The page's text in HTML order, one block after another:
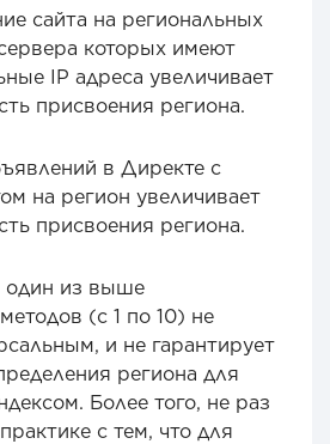
сайта на региональных
которых имеют
IP адреса увеличивает
присвоения региона.
в Директе с
на регион увеличивает
присвоения региона.
один из выше
(с 1 по 10) не
и не гарантирует
региона для
Более того, не раз
с тем, что для